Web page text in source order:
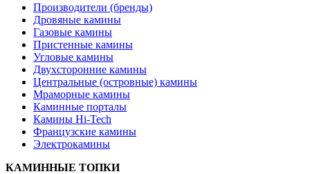
Производители (бренды)
Дровяные камины
Газовые камины
Пристенные камины
Угловые камины
Двухсторонние камины
Центральные (островные) камины
Мраморные камины
Каминные порталы
Камины Hi-Tech
Французские камины
Электрокамины
КАМИННЫЕ ТОПКИ